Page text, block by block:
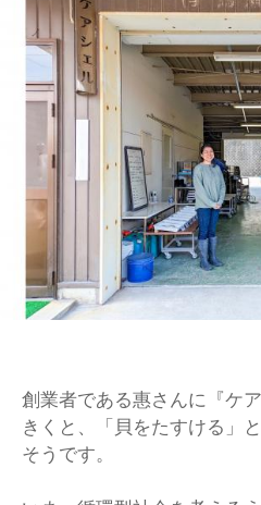
創業者である惠さんに『ケ
きくと、「貝をたすける」
そうです。